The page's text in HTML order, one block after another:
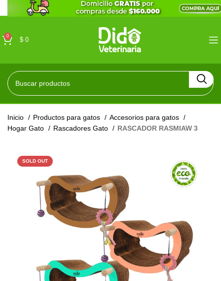
0
$ 0
Inicio Productos para gatos
Accesorios para gatos
Hogar Gato
Rascadores Gato RASCADOR RASMIAW 3
SOLD OUT